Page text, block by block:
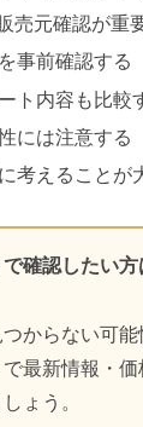
売元確認が重
事前確認する
ト内容も比較
には注意する
考えることが
確認したい方
からない可
最新情報・価
ょう。